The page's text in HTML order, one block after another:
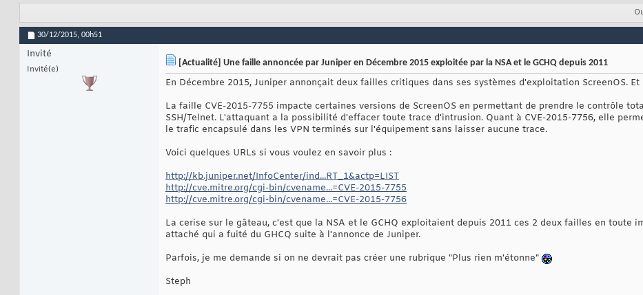
30/12/2015, 00h51
Invité
Invité(e)
[Actualité] Une faille annoncée par Juniper en Décembre 2015 exploitée par la NSA et le GCHQ depuis 2011
En Décembre 2015, Juniper annonçait deux failles critiques dans ses systèmes d'exploitation ScreenOS.
La faille CVE-2015-7755 impacte certaines versions de ScreenOS en permettant de prendre le contrôle
SSH/Telnet. L'attaquant a la possibilité d'effacer toute trace d'intrusion. Quant à CVE-2015-7756, elle
le trafic encapsulé dans les VPN terminés sur l'équipement sans laisser aucune trace.
Voici quelques URLs si vous voulez en savoir plus :
http://kb.juniper.net/InfoCenter/ind...RT_1&actp=LIST
http://cve.mitre.org/cgi-bin/cvename...=CVE-2015-7755
http://cve.mitre.org/cgi-bin/cvename...=CVE-2015-7756
La cerise sur le gâteau, c'est que la NSA et le GCHQ exploitaient depuis 2011 ces 2 deux failles en toute
attaché qui a fuité du GHCQ suite à l'annonce de Juniper.
Parfois, je me demande si on ne devrait pas créer une rubrique "Plus rien m'étonne"
Steph